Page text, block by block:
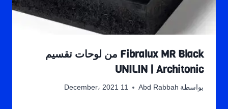
Fibralux MR Black من لوحات تقسيم
UNILIN | Architonic
بواسطة Abd Rabbah 11 December، 2021